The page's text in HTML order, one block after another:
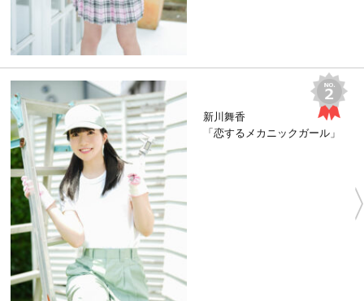
新川舞香
「恋するメカニックガール」